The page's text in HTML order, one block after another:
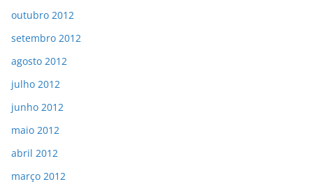
outubro 2012
setembro 2012
agosto 2012
julho 2012
junho 2012
maio 2012
abril 2012
março 2012